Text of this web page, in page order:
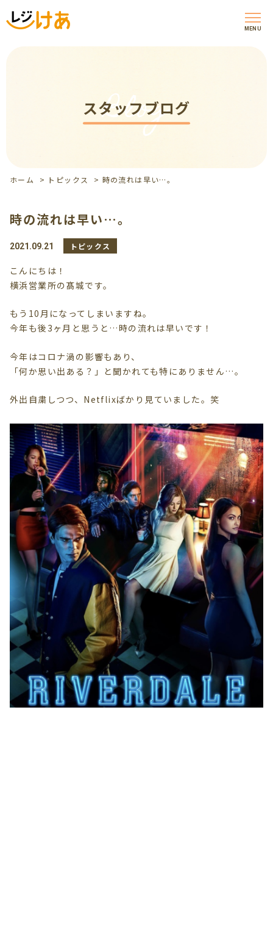
MENU
スタッフブログ
Blog
ホーム > トピックス > 時の流れは早い…。
時の流れは早い…。
2021.09.21 トピックス
こんにちは！
横浜営業所の髙城です。
もう10月になってしまいますね。
今年も後3ヶ月と思うと…時の流れは早いです！
今年はコロナ渦の影響もあり、
「何か思い出ある？」と聞かれても特にありません…。
外出自粛しつつ、Netflixばかり見ていました。笑